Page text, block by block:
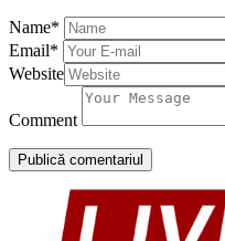
Name*
Email*
Website
Comment